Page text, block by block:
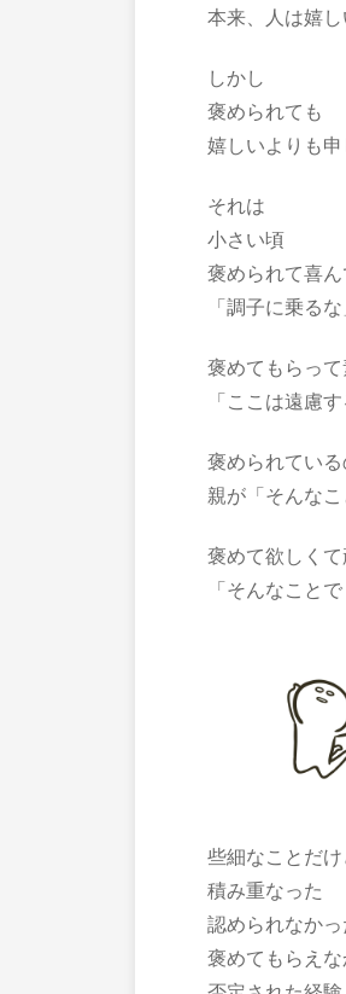
本来、人は嬉
しかし
褒められても
嬉しいよりも
それは
小さい頃
褒められて喜ん
「調子に乗る
褒めてもらっ
「ここは遠慮
褒められている
親が「そんな
褒めて欲しく
「そんなこと
些細なことだけ
積み重なった
認められなかっ
褒めてもらえ